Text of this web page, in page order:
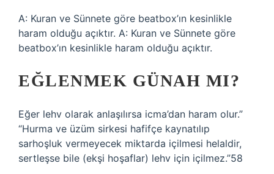
A: Kuran ve Sünnete göre beatbox’ın kesinlikle
haram olduğu açıktır. A: Kuran ve Sünnete göre
beatbox’ın kesinlikle haram olduğu açıktır.
EĞLENMEK GÜNAH MI?
Eğer lehv olarak anlaşılırsa icma’dan haram olur.”
“Hurma ve üzüm sirkesi hafifçe kaynatılıp
sarhoşluk vermeyecek miktarda içilmesi helaldir,
sertleşse bile (ekşi hoşaflar) lehv için içilmez.”58